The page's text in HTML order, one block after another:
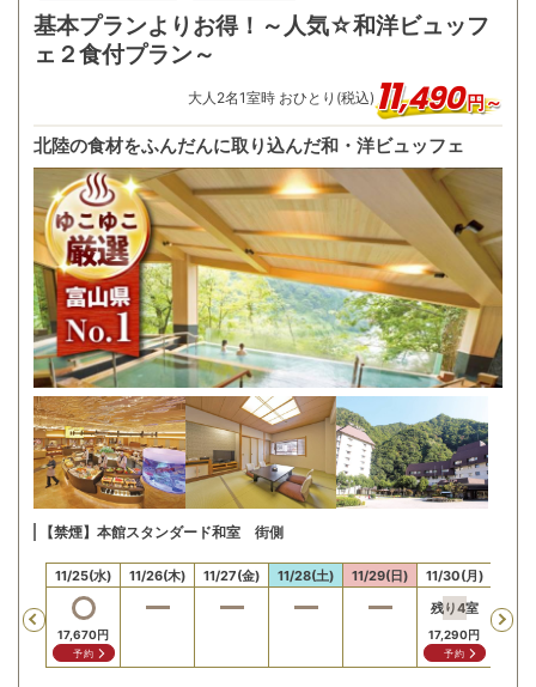
基本プランよりお得！～人気☆和洋ビュッフ
ェ２食付プラン～
大人 2名1室時 おひとり(税込)11,490円～
北陸の食材をふんだんに取り込んだ和・洋ビュッフェ
【禁煙】本館スタンダード和室 街側
Previous
11/25(水)
17,670円
予約
11/26(木) 11/27(金) 11/28(土) 11/29(日)
11/30(月)
残り4室
17,290円
予約